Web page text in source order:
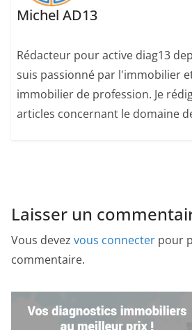
Michel AD13
Rédacteur pour active diag13
suis passionné par l'immobilier
immobilier de profession. Je
articles concernant le domaine
Laisser un
Vous devez vous connecter pour
commentaire.